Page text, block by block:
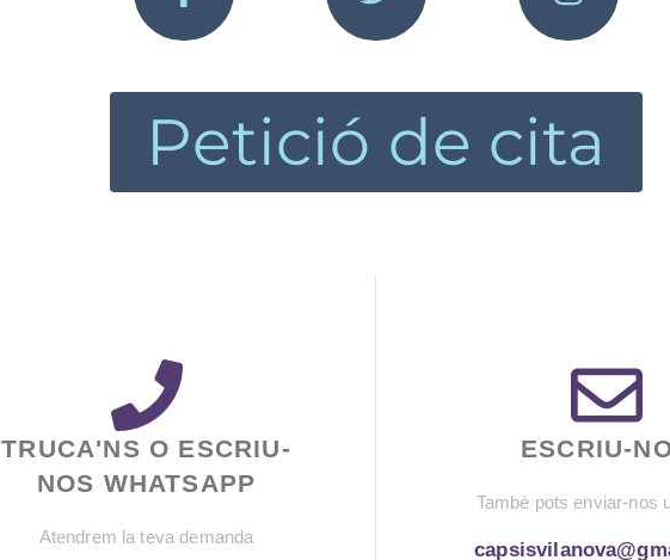
Petició de cita
TRUCA'NS O ESCRIU-
NOS WHATSAPP
Atendrem la teva demanda
ESCRIU-
També pots enviar-nos